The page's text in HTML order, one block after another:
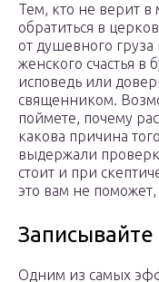
Тем, кто не верит
обратиться в
от душевного
женского счастья
исповедь или
священником.
поймете, почему
какова причина
выдержали
стоит и при
это вам не
Записывайте
Одним из самых